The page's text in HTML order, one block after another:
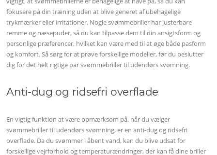
fokusere på din træning uden at blive generet af ubehagelige
trykmærker eller irritationer. Nogle svømmebriller har justerbare
remme og næsepuder, så du kan tilpasse dem til din ansigtsform og
personlige præferencer, hvilket kan være med til at øge både pasform
og komfort. Så sørg for at prøve forskellige modeller, før du beslutter
dig for det helt rigtige par svømmebriller til udendørs svømning.
Anti-dug og ridsefri overflade
En vigtig funktion at være opmærksom på, når du vælger
svømmebriller til udendørs svømning, er en anti-dug og ridsefri
overflade. Da du svømmer i åbent vand, kan du blive udsat for
forskellige vejrforhold og temperaturændringer, der kan få dine briller